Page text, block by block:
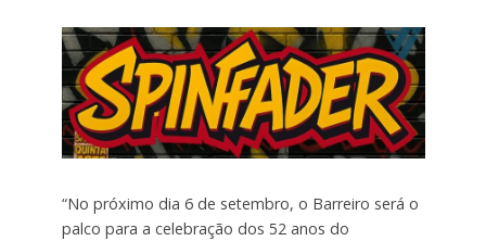
“No próximo dia 6 de setembro, o Barreiro será o
palco para a celebração dos 52 anos do